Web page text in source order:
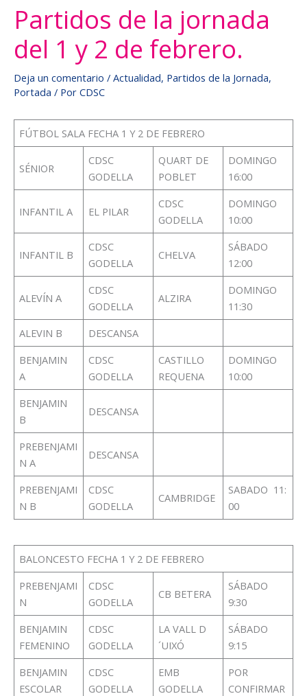
Partidos de la jornada
del 1 y 2 de febrero.
Deja un comentario / Actualidad, Partidos de la Jornada,
Portada / Por CDSC
FÚTBOL SALA FECHA 1 Y 2 DE FEBRERO
SÉNIOR
CDSC
GODELLA
QUART DE
POBLET
DOMINGO
16:00
INFANTIL A EL PILAR
CDSC
GODELLA
DOMINGO
10:00
INFANTIL B
CDSC
GODELLA
CHELVA
SÁBADO
12:00
ALEVÍN A
CDSC
GODELLA
ALZIRA
DOMINGO
11:30
ALEVIN B
DESCANSA
BENJAMIN
A
CDSC
GODELLA
CASTILLO
REQUENA
DOMINGO
10:00
BENJAMIN
B
DESCANSA
PREBENJAMI
N A
DESCANSA
PREBENJAMI
N B
CDSC
GODELLA
CAMBRIDGE
SABADO 11:
00
BALONCESTO FECHA 1 Y 2 DE FEBRERO
PREBENJAMI
N
CDSC
GODELLA
CB BETERA
SÁBADO
9:30
BENJAMIN
FEMENINO
CDSC
GODELLA
LA VALL D
´UIXÓ
SÁBADO
9:15
BENJAMIN
ESCOLAR
CDSC
GODELLA
EMB
GODELLA
POR
CONFIRMAR